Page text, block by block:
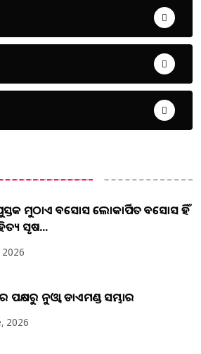
ମୁଠାଏ ଅବସୋସ ଲୋକାର୍ପିତ ଅବସୋସ ହିଁ
ସୃଷ...
2026
ପକ୍ଷରୁ ନୁଓ୍ବା ଡାଏମଣ୍ଡ ସମ୍ଭାର
2026